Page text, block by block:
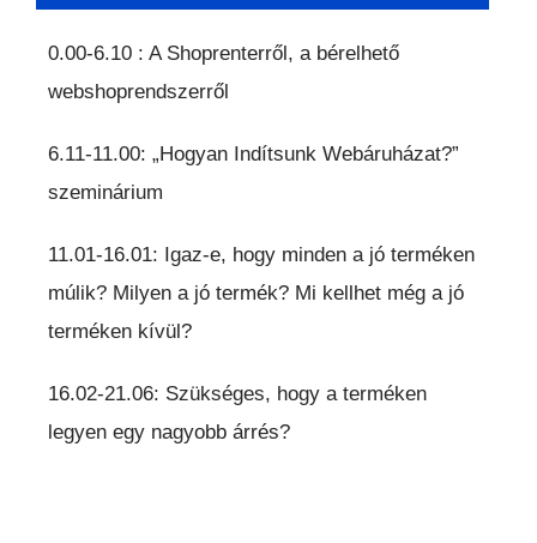
0.00-6.10 : A Shoprenterről, a bérelhető
webshoprendszerről
6.11-11.00: „Hogyan Indítsunk Webáruházat?”
szeminárium
11.01-16.01: Igaz-e, hogy minden a jó terméken
múlik? Milyen a jó termék? Mi kellhet még a jó
terméken kívül?
16.02-21.06: Szükséges, hogy a terméken
legyen egy nagyobb árrés?